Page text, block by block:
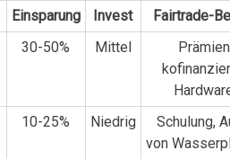
Einsparung Invest
Fairtrade-
30-50% Mittel
Prämien
10-25% Niedrig
Schulung,
von